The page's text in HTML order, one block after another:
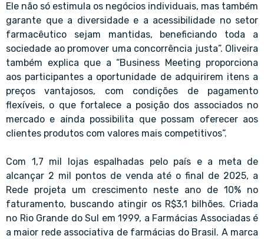
Ele não só estimula os negócios individuais, mas também
garante que a diversidade e a acessibilidade no setor
farmacêutico sejam mantidas, beneficiando toda a
sociedade ao promover uma concorrência justa”. Oliveira
também explica que a “Business Meeting proporciona
aos participantes a oportunidade de adquirirem itens a
preços vantajosos, com condições de pagamento
flexíveis, o que fortalece a posição dos associados no
mercado e ainda possibilita que possam oferecer aos
clientes produtos com valores mais competitivos”.
Com 1,7 mil lojas espalhadas pelo país e a meta de
alcançar 2 mil pontos de venda até o final de 2025, a
Rede projeta um crescimento neste ano de 10% no
faturamento, buscando atingir os R$3,1 bilhões. Criada
no Rio Grande do Sul em 1999, a Farmácias Associadas é
a maior rede associativa de farmácias do Brasil. A marca